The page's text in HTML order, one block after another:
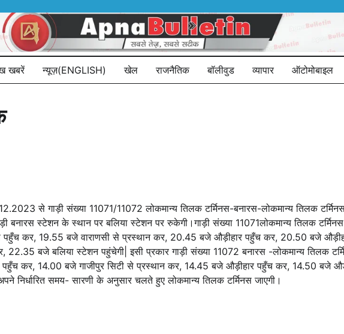
खबरें न्यूज़(ENGLISH) खेल राजनैतिक बॉलीवुड व्यापार ऑटोमोबाइल
से गाड़ी संख्या 11071/11072 लोकमान्य तिलक टर्मिनस-बनारस-लोकमान्य तिलक
बनारस स्टेशन के स्थान पर बलिया स्टेशन पर रुकेगी।गाड़ी संख्या 11071लोकमान्य तिलक
पहुँच कर, 19.55 बजे वाराणसी से प्रस्थान कर, 20.45 बजे औड़ीहार पहुँच कर, 20.50 बजे
बजे बलिया स्टेशन पहुंचेगी| इसी प्रकार गाड़ी संख्या 11072 बनारस -लोकमान्य तिलक
कर, 14.00 बजे गाजीपुर सिटी से प्रस्थान कर, 14.45 बजे औड़ीहार पहुँच कर, 14.50 बजे
निर्धारित समय- सारणी के अनुसार चलते हुए लोकमान्य तिलक टर्मिनस जाएगी।